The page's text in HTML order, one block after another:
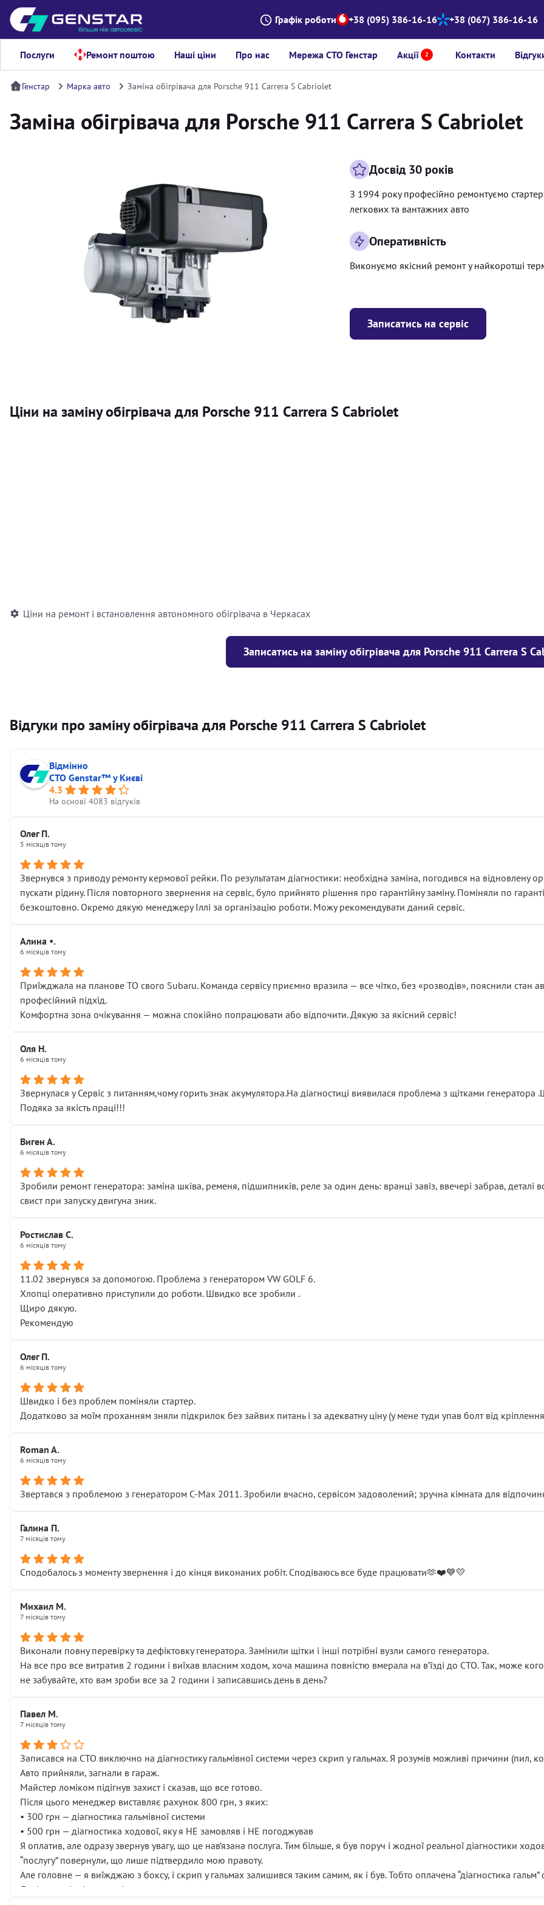
Графік роботи +38 (095) 386-16-16 +38 (067) 386-16-16
Послуги Ремонт поштою Наші ціни Про нас Мережа СТО Генстар Акції 2 Контакти
Генстар Марка авто Заміна обігрівача для Porsche 911 Carrera S Cabriolet
Заміна обігрівача для Porsche 911 Carrera S Cabriolet
Записатись на сервіс
Досвід 30 років
З 1994 року професійно ремонтуємо
легкових та вантажних авто
Оперативність
Виконуємо якісний ремонт у найкоротші
Ціни на заміну обігрівача для Porsche 911 Carrera S Cabriolet
Ціни на ремонт і встановлення автономного обігрівача в Черкасах
Записатись на заміну обігрівача для Porsche 911 Carrera S
Відгуки про заміну обігрівача для Porsche 911 Carrera S Cabriolet
Відмінно
СТО Genstar™ у Києві
4.3
На основі 4083 відгуків
Олег П.
5 місяців тому
Звернувся з приводу ремонту кермової рейки. По результатам діагностики: необхідна заміна, погодився на відновлену
пускати рідину. Після повторного звернення на сервіс, було прийнято рішення про гарантійну заміну. Поміняли по
безкоштовно. Окремо дякую менеджеру Іллі за організацію роботи. Можу рекомендувати даний сервіс.
Алина •.
6 місяців тому
Приїжджала на планове ТО свого Subaru. Команда сервісу приємно вразила — все чітко, без «розводів», пояснили стан
професійний підхід.
Комфортна зона очікування — можна спокійно попрацювати або відпочити. Дякую за якісний сервіс!
Оля Н.
6 місяців тому
Звернулася у Сервіс з питанням,чому горить знак акумулятора.На діагностиці виявилася проблема з щітками
Подяка за якість праці!!!
Виген А.
6 місяців тому
Зробили ремонт генератора: заміна шківа, ременя, підшипників, реле за один день: вранці завіз, ввечері забрав, деталі
свист при запуску двигуна зник.
Ростислав С.
6 місяців тому
11.02 звернувся за допомогою. Проблема з генератором VW GOLF 6.
Хлопці оперативно приступили до роботи. Швидко все зробили .
Щиро дякую.
Рекомендую
Олег П.
6 місяців тому
Швидко і без проблем поміняли стартер.
Додатково за моїм проханням зняли підкрилок без зайвих питань і за адекватну ціну (у мене туди упав болт від
Roman A.
6 місяців тому
Звертався з проблемою з генератором C-Max 2011. Зробили вчасно, сервісом задоволений; зручна кімната для
Галина П.
7 місяців тому
Сподобалось з моменту звернення і до кінця виконаних робіт. Сподіваюсь все буде працювати🫶❤️💙💛
Михаил М.
7 місяців тому
Виконали повну перевірку та дефіктовку генератора. Замінили щітки і інші потрібні вузли самого генератора.
На все про все витратив 2 години і виїхав власним ходом, хоча машина повністю вмерала на вʼїзді до СТО. Так, може
не забувайте, хто вам зроби все за 2 години і записавшись день в день?
Павел М.
7 місяців тому
Записався на СТО виключно на діагностику гальмівної системи через скрип у гальмах. Я розумів можливі причини (пил,
Авто прийняли, загнали в гараж.
Майстер ломіком підігнув захист і сказав, що все готово.
Після цього менеджер виставляє рахунок 800 грн, з яких:
• 300 грн — діагностика гальмівної системи
• 500 грн — діагностика ходової, яку я НЕ замовляв і НЕ погоджував
Я оплатив, але одразу звернув увагу, що це нав’язана послуга. Тим більше, я був поруч і жодної реальної діагностики
“послугу” повернули, що лише підтвердило мою правоту.
Але головне — я виїжджаю з боксу, і скрип у гальмах залишився таким самим, як і був. Тобто оплачена “діагностика
Далі ситуація тільки погіршилась: